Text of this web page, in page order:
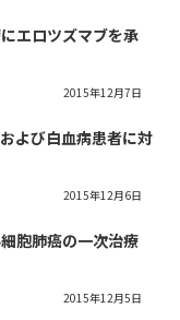
エロツズマブを承
2015年12月7日
よび白血病患者に対
2015年12月6日
胞肺癌の一次治療
2015年12月5日